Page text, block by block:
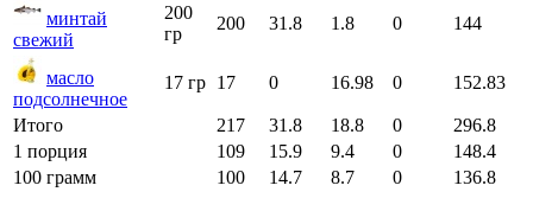
минтай
свежий
200
гр
200 31.8 1.8 0 144
масло
подсолнечное
17 гр 17 0 16.98 0 152.83
Итого 217 31.8 18.8 0
296.8
1 порция
109 15.9 9.4 0
148.4
100 грамм
100 14.7 8.7 0 136.8